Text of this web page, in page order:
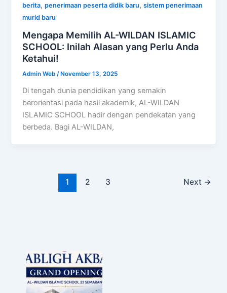
berita,penerimaan peserta didik baru,sistem penerimaan
murid baru
Mengapa Memilih AL-WILDAN ISLAMIC
SCHOOL: Inilah Alasan yang Perlu Anda
Ketahui!
Admin Web /November 13, 2025
Di tengah dunia pendidikan yang semakin
berorientasi pada hasil akademik, AL-WILDAN
ISLAMIC SCHOOL hadir dengan pendekatan yang
berbeda. Bagi AL-WILDAN,
1 2 3 Next →